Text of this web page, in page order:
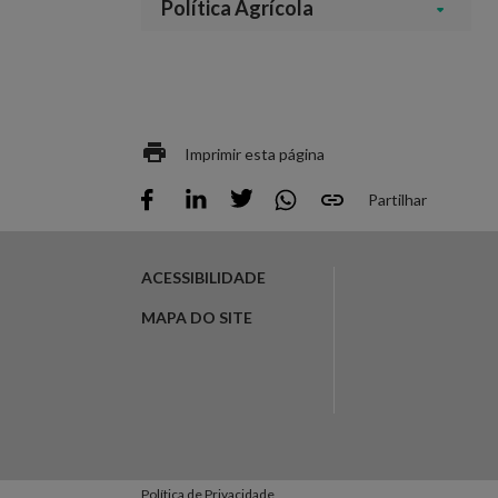
Política Agrícola
Imprimir esta página
Partilhar
ACESSIBILIDADE
MAPA DO SITE
Política de Privacidade